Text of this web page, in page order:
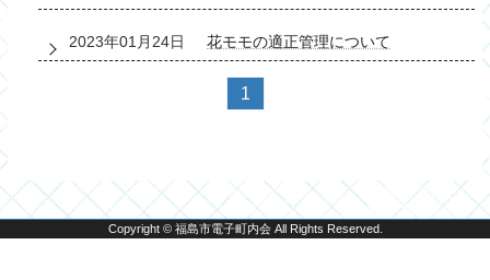
2023年01月24日 花モモの適正管理について
1
Copyright © 福島市電子町内会 All Rights Reserved.